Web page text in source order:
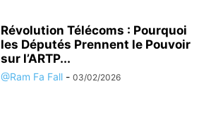
Révolution Télécoms : Pourquoi
les Députés Prennent le Pouvoir
sur l’ARTP...
@Ram Fa Fall - 03/02/2026